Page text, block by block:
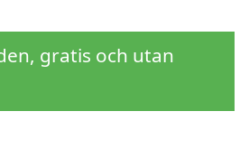
gratis och utan